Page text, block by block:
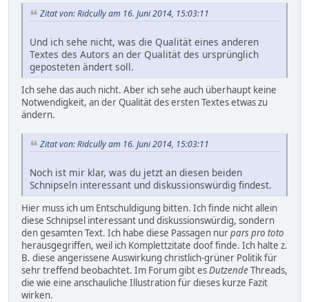
Zitat von: Ridcully am 16. Juni 2014, 15:03:11
Und ich sehe nicht, was die Qualität eines anderen
Textes des Autors an der Qualität des ursprünglich
geposteten ändert soll.
Ich sehe das auch nicht. Aber ich sehe auch überhaupt keine
Notwendigkeit, an der Qualität des ersten Textes etwas zu
ändern.
Zitat von: Ridcully am 16. Juni 2014, 15:03:11
Noch ist mir klar, was du jetzt an diesen beiden
Schnipseln interessant und diskussionswürdig findest.
Hier muss ich um Entschuldigung bitten. Ich finde nicht allein
diese Schnipsel interessant und diskussionswürdig, sondern
den gesamten Text. Ich habe diese Passagen nurpars pro toto
herausgegriffen, weil ich Komplettzitate doof finde. Ich halte z.
B. diese angerissene Auswirkung christlich-grüner Politik für
sehr treffend beobachtet. Im Forum gibt esDutzendeThreads,
die wie eine anschauliche Illustration für dieses kurze Fazit
wirken.